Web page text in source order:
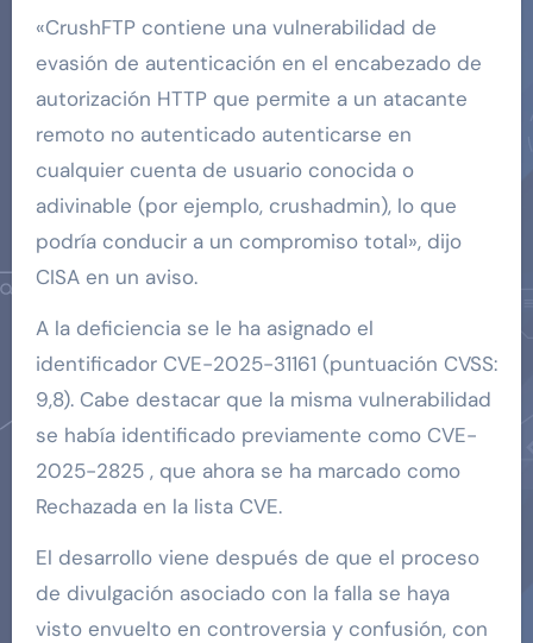
«CrushFTP contiene una vulnerabilidad de
evasión de autenticación en el encabezado de
autorización HTTP que permite a un atacante
remoto no autenticado autenticarse en
cualquier cuenta de usuario conocida o
adivinable (por ejemplo, crushadmin), lo que
podría conducir a un compromiso total», dijo
CISA en un aviso.
A la deficiencia se le ha asignado el
identificador CVE-2025-31161 (puntuación CVSS:
9,8). Cabe destacar que la misma vulnerabilidad
se había identificado previamente como CVE-
2025-2825 , que ahora se ha marcado como
Rechazada en la lista CVE.
El desarrollo viene después de que el proceso
de divulgación asociado con la falla se haya
visto envuelto en controversia y confusión, con